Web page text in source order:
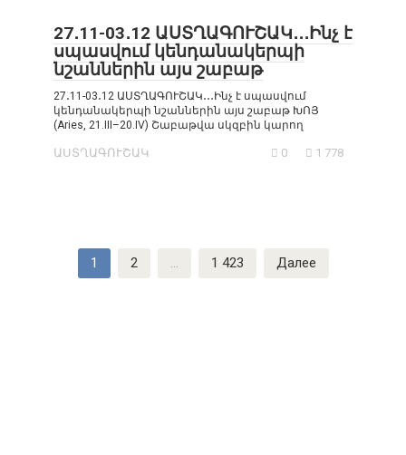
27․11-03․12 ԱՍՏՂԱԳՈՒՇԱԿ․․․Ինչ է
սպասվում կենդանակերպի
նշաններին այս շաբաթ
27․11-03․12 ԱՍՏՂԱԳՈՒՇԱԿ․․․Ինչ է սպասվում
կենդանակերպի նշաններին այս շաբաթ ԽՈՅ
(Aries, 21.III–20.IV) Շաբաթվա սկզբին կարող
ԱՍՏՂԱԳՈՒՇԱԿ 0 1 778
1 2 … 1 423 Далее